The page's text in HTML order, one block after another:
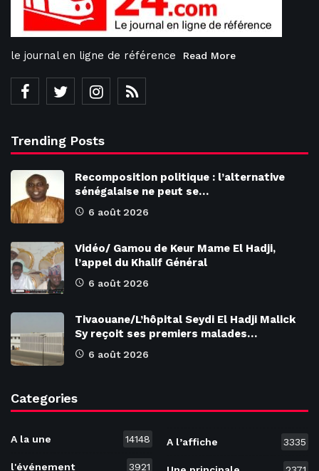
le journal en ligne de référence Read More
Trending Posts
Recomposition politique : l’alternative
sénégalaise ne peut se…
6 août 2026
Vidéo/ Gamou de Keur Mame El Hadji,
l’appel du Khalif Général
6 août 2026
Tivaouane/L’hôpital Seydi El Hadji Malick
Sy reçoit ses premiers malades…
6 août 2026
Categories
A la une 14148
l'événement 3921
A l’affiche 3335